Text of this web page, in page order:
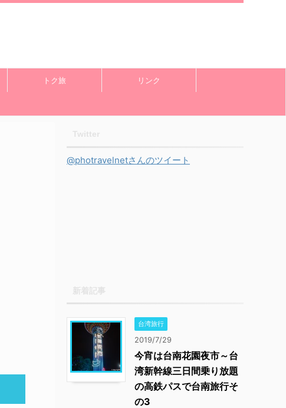
トク旅 リンク
@photravelnetさんのツイート
台湾旅行
2019/7/29
今宵は台南花園夜市～台
湾新幹線三日間乗り放題
の高鉄パスで台南旅行そ
の3